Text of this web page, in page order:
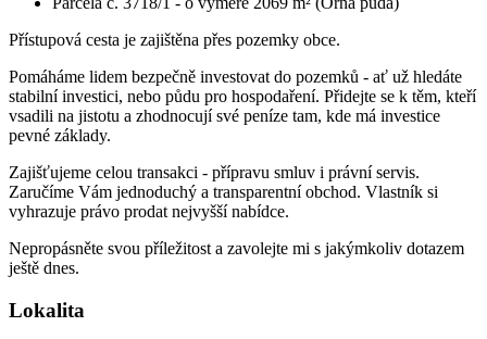
Přístupová cesta je zajištěna přes pozemky obce.
Pomáháme lidem bezpečně investovat do pozemků - ať už hledáte
stabilní investici, nebo půdu pro hospodaření. Přidejte se k těm, kteří
vsadili na jistotu a zhodnocují své peníze tam, kde má investice
pevné základy.
Zajišťujeme celou transakci - přípravu smluv i právní servis.
Zaručíme Vám jednoduchý a transparentní obchod. Vlastník si
vyhrazuje právo prodat nejvyšší nabídce.
Nepropásněte svou příležitost a zavolejte mi s jakýmkoliv dotazem
ještě dnes.
Lokalita